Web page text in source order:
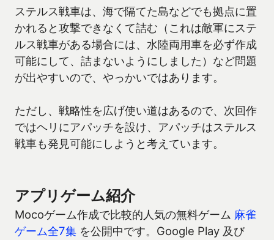
ステルス戦車は、海で隔てた島などでも拠点に置
かれると攻撃できなくて詰む（これは敵軍にステ
ルス戦車がある場合には、水陸両用車を必ず作成
可能にして、詰まないようにしました）など問題
が出やすいので、やっかいではあります。
ただし、戦略性を広げ使い道はあるので、次回作
ではヘリにアパッチを設け、アパッチはステルス
戦車も発見可能にしようと考えています。
アプリゲーム紹介
Mocoゲーム作成で比較的人気の無料ゲーム 麻雀
ゲーム全7集 を公開中です。Google Play 及び